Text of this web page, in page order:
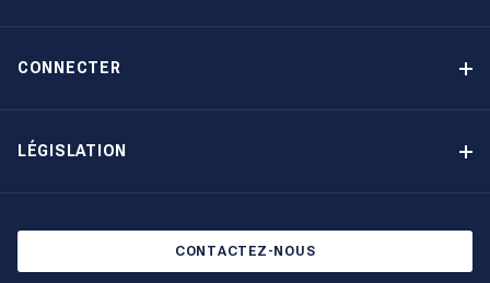
CONNECTER
Inscription à la newsletter
LÉGISLATION
CONTACTEZ-NOUS